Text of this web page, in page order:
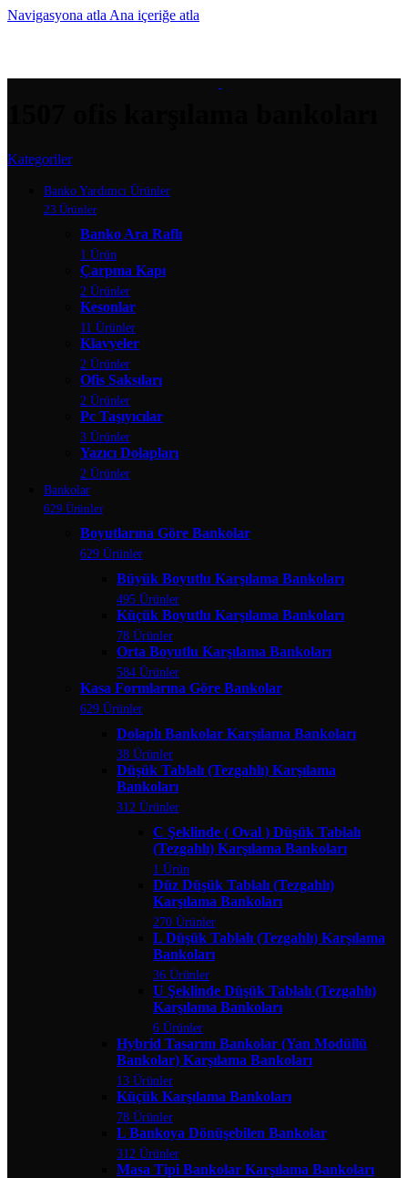
Navigasyona atla Ana içeriğe atla
Kategoriler
Banko Yardımcı Ürünler
23 Ürünler
Banko Ara Raflı
1 Ürün
Çarpma Kapı
2 Ürünler
Kesonlar
11 Ürünler
Klavyeler
2 Ürünler
Ofis Saksıları
2 Ürünler
Pc Taşıyıcılar
3 Ürünler
Yazıcı Dolapları
2 Ürünler
Bankolar
629 Ürünler
Boyutlarına Göre Bankolar
629 Ürünler
Büyük Boyutlu Karşılama Bankoları
495 Ürünler
Küçük Boyutlu Karşılama Bankoları
78 Ürünler
Orta Boyutlu Karşılama Bankoları
584 Ürünler
Kasa Formlarına Göre Bankolar
629 Ürünler
Dolaplı Bankolar Karşılama Bankoları
38 Ürünler
Düşük Tablalı (Tezgahlı) Karşılama
Bankoları
312 Ürünler
C Şeklinde ( Oval ) Düşük Tablalı
(Tezgahlı) Karşılama Bankoları
1 Ürün
Düz Düşük Tablalı (Tezgahlı)
Karşılama Bankoları
270 Ürünler
L Düşük Tablalı (Tezgahlı) Karşılama
Bankoları
36 Ürünler
U Şeklinde Düşük Tablalı (Tezgahlı)
Karşılama Bankoları
6 Ürünler
Hybrid Tasarım Bankolar (Yan Modüllü
Bankolar) Karşılama Bankoları
13 Ürünler
Küçük Karşılama Bankoları
78 Ürünler
L Bankoya Dönüşebilen Bankolar
312 Ürünler
Masa Tipi Bankolar Karşılama Bankoları